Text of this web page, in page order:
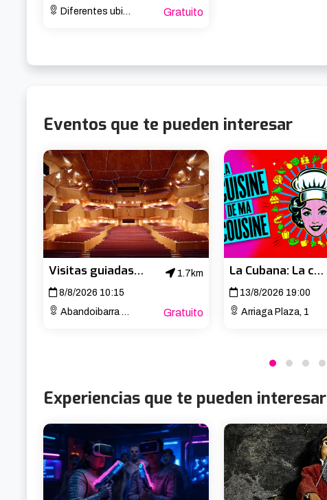
Diferentes ubicaciones
Gratuito
Eventos que te pueden interesar
Visitas guiadas al Palacio Euskalduna
1.7km
8/8/2026 10:15
Abandoibarra Etorb., 4
Gratuito
La Cubana: La cuisine de ma cousine
13/8/2026 19:00
Arriaga Plaza, 1
Experiencias que te pueden interesar